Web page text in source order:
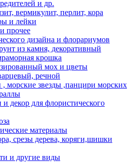
и др.
вермикулит, перлит, кора
и лейки
прочее
дизайна и флорариумов
из камня, декоративный
крошка
мох и цветы
речной
морские звезды ,панцири морских
декор для флористического
материалы
срезы дерева, коряги,шишки
и другие виды